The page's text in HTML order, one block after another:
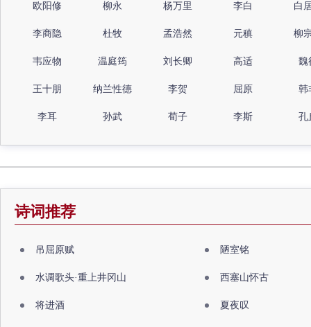
欧阳修 柳永 杨万里 李白 白
李商隐 杜牧 孟浩然 元稹 柳
韦应物 温庭筠 刘长卿 高适 魏
王十朋 纳兰性德 李贺 屈原 韩
李耳 孙武 荀子 李斯 孔
诗词推荐
吊屈原赋 陋室铭
水调歌头·重上井冈山 西塞山怀古
将进酒 夏夜叹